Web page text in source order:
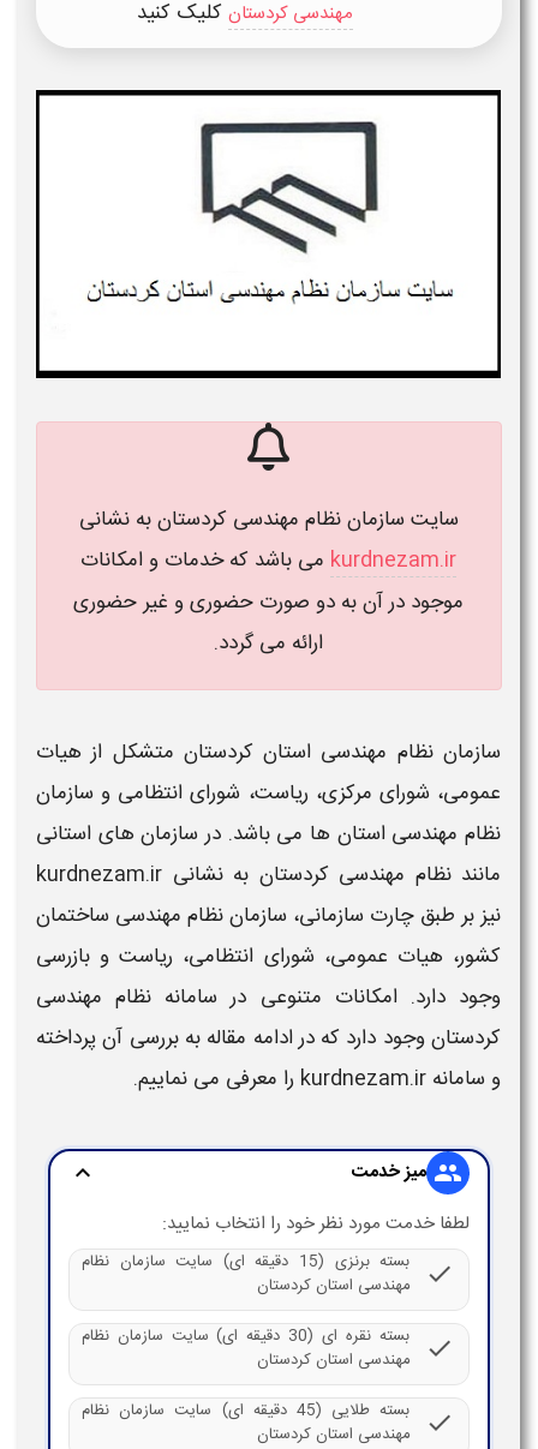
مهندسی کردستان کلیک کنید
سایت سازمان نظام مهندسی کردستانبه نشانی
kurdnezam.ir می باشد که خدمات و امکانات
موجود در آن به دو صورت حضوری و غیر حضوری
ارائه می گردد.
سازمان نظام مهندسی استان کردستان متشکل از هیات
عمومی، شورای مرکزی، ریاست، شورای انتظامی وسازمان
نظام مهندسی استان ها می باشد. در سازمان های استانی
مانندنظام مهندسی کردستان به نشانی kurdnezam.ir
نیز بر طبق چارت سازمانی، سازمان نظام مهندسی ساختمان
کشور، هیات عمومی، شورای انتظامی، ریاست و بازرسی
وجود دارد. امکانات متنوعی در سامانه نظام مهندسی
کردستانوجود دارد که در ادامه مقاله به بررسی آن پرداخته
و سامانه kurdnezam.ir را معرفی می نماییم.
group میز خدمت expand_more
لطفا خدمت مورد نظر خود را انتخاب نمایید:
check
بسته برنزی (15 دقیقه ای) سایت سازمان نظام
مهندسی استان کردستان
check
بسته نقره ای (30 دقیقه ای) سایت سازمان نظام
مهندسی استان کردستان
check
بسته طلایی (45 دقیقه ای) سایت سازمان نظام
مهندسی استان کردستان